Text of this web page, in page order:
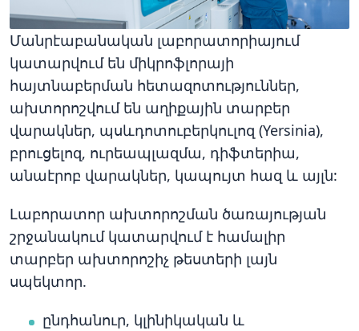
Մանրէաբանական լաբորատորիայում
կատարվում են միկրոֆլորայի
հայտնաբերման հետազոտություններ,
ախտորոշվում են աղիքային տարբեր
վարակներ, պսևդոտուբերկուլոզ (Yersinia),
բրուցելոզ, ուրեապլազմա, դիֆտերիա,
անաէրոբ վարակներ, կապույտ հազ և այլն:
Լաբորատոր ախտորոշման ծառայության
շրջանակում կատարվում է համալիր
տարբեր ախտորոշիչ թեստերի լայն
սպեկտոր.
ընդհանուր, կլինիկական և